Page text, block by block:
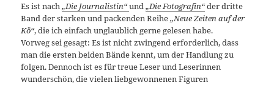
Es ist nach„Die Journalistin“und„Die Fotografin“der dritte
Band der starken und packenden Reihe„Neue Zeiten auf der
Kö“, die ich einfach unglaublich gerne gelesen habe.
Vorweg sei gesagt: Es ist nicht zwingend erforderlich, dass
man die ersten beiden Bände kennt, um der Handlung zu
folgen. Dennoch ist es für treue Leser und Leserinnen
wunderschön, die vielen liebgewonnenen Figuren